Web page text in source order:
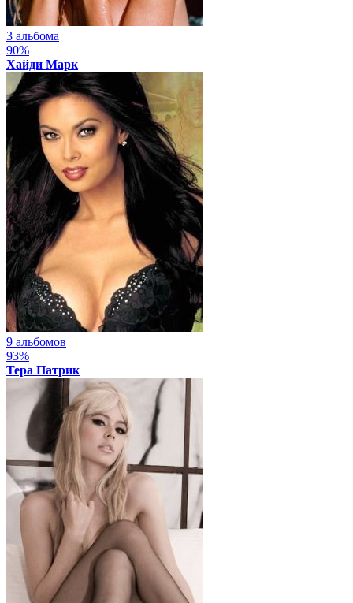
3 альбома
90%
Хайди Марк
9 альбомов
93%
Тера Патрик